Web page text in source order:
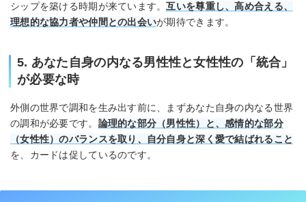
シップを築ける時期が来ています。互いを尊重し、高め合える、
理想的な協力者や仲間との出会いが期待できます。
5. あなた自身の内なる男性性と女性性の「統合」
が必要な時
外側の世界で調和を生み出す前に、まずあなた自身の内なる世界
の調和が必要です。 論理的な部分（男性性）と、感情的な部分
（女性性）のバランスを取り、自分自身と深く愛で結ばれること
を、カードは促しているのです。